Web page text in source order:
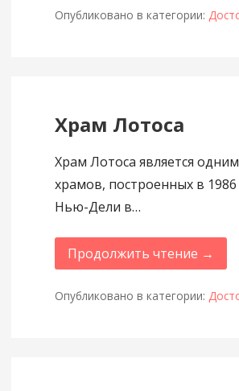
Опубликовано в категории:
Храм Лотоса
Храм Лотоса является
храмов, построенных в
Нью-Дели в…
Продолжить чтение →
Опубликовано в категории: